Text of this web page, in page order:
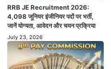
RRB JE Recruitment 2026:
4,098 जूनियर इंजीनियर पदों पर भर्ती,
जानें योग्यता, आवेदन और चयन प्रक्रिया
July 23, 2026